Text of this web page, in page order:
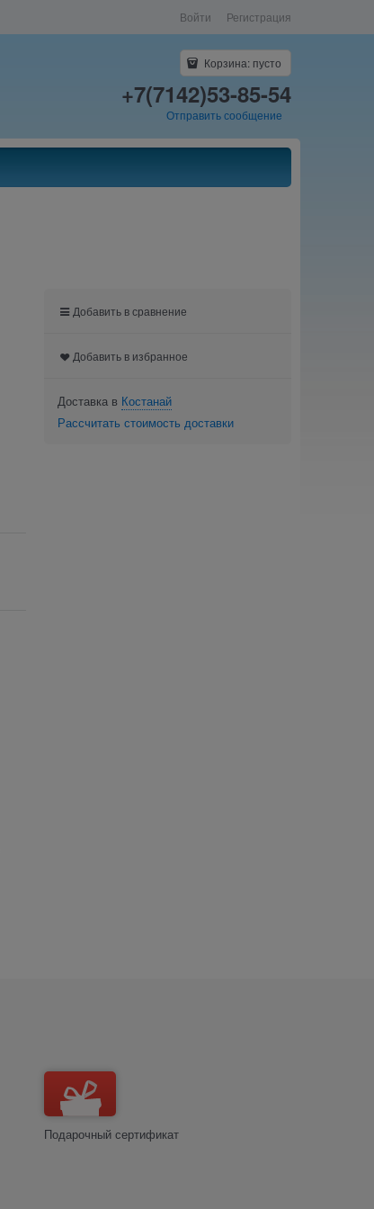
Войти Регистрация
Корзина: пусто
+7(7142)53-85-54
Отправить сообщение
Добавить в сравнение
Добавить в избранное
Доставка в Костанай
Рассчитать стоимость доставки
Подарочный сертификат